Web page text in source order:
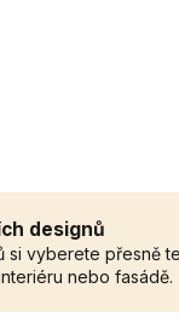
designů
si vyberete přesně
nebo fasádě.